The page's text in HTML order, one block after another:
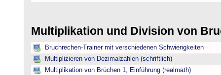
Multiplikation und Division von
Bruchrechen-Trainer mit verschiedenen Schwierigkeiten
Multiplizieren von Dezimalzahlen (schriftlich)
Multiplikation von Brüchen 1, Einführung (realmath)